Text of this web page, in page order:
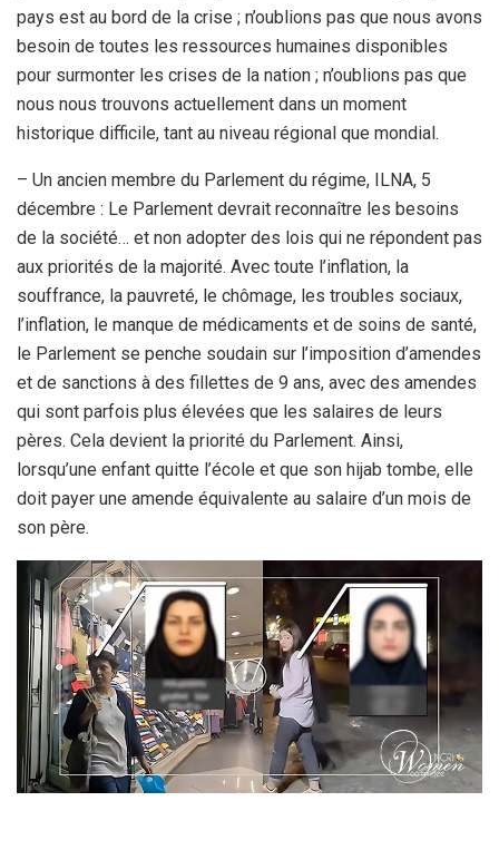
pays est au bord de la crise ; n’oublions pas que nous avons
besoin de toutes les ressources humaines disponibles
pour surmonter les crises de la nation ; n’oublions pas que
nous nous trouvons actuellement dans un moment
historique difficile, tant au niveau régional que mondial.
– Un ancien membre du Parlement du régime, ILNA, 5
décembre : Le Parlement devrait reconnaître les besoins
de la société… et non adopter des lois qui ne répondent pas
aux priorités de la majorité. Avec toute l’inflation, la
souffrance, la pauvreté, le chômage, les troubles sociaux,
l’inflation, le manque de médicaments et de soins de santé,
le Parlement se penche soudain sur l’imposition d’amendes
et de sanctions à des fillettes de 9 ans, avec des amendes
qui sont parfois plus élevées que les salaires de leurs
pères. Cela devient la priorité du Parlement. Ainsi,
lorsqu’une enfant quitte l’école et que son hijab tombe, elle
doit payer une amende équivalente au salaire d’un mois de
son père.